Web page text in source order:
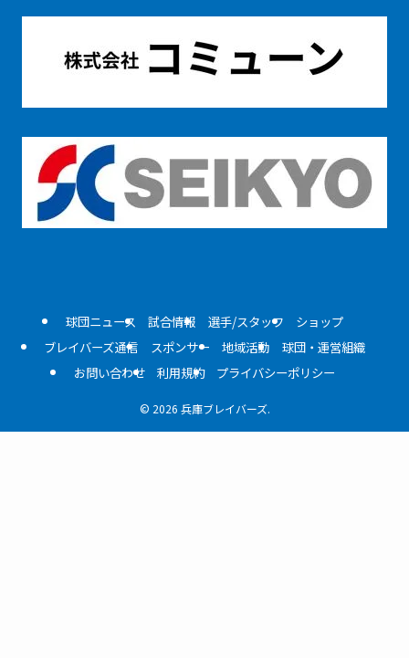
球団ニュース 試合情報 選手/スタッフ
ショップ
ブレイバーズ通信
スポンサー 地域活動
球団・運営組織
お問い合わせ
利用規約 プライバシーポリシー
© 2026 兵庫ブレイバーズ.